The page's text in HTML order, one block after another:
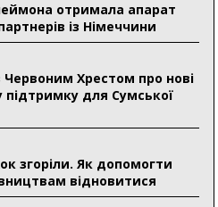
отримала апарат
із Німеччини
Червоним Хрестом про нові
підтримку для Сумської
згоріли. Як допомогти
відновитися